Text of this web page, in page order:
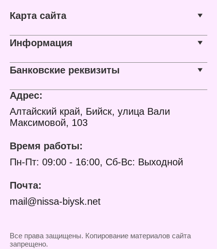
Карта сайта
Информация
Банковские реквизиты
Адрес:
Алтайский край, Бийск, улица Вали
Максимовой, 103
Время работы:
Пн-Пт: 09:00 - 16:00, Сб-Вс: Выходной
Почта:
mail@nissa-biysk.net
Все права защищены. Копирование материалов сайта
запрещено.